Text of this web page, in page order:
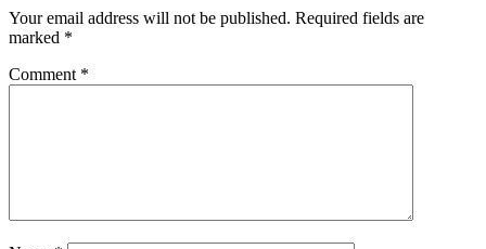
Your email address will not be published. Required fields are
marked *
Comment *